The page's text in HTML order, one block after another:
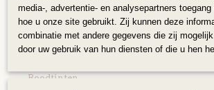
Lontwol
Roodtinten
media-, advertentie- en analysepartners
hoe u onze site gebruikt. Zij kunnen deze
combinatie met andere gegevens die zij
door uw gebruik van hun diensten of die u hen